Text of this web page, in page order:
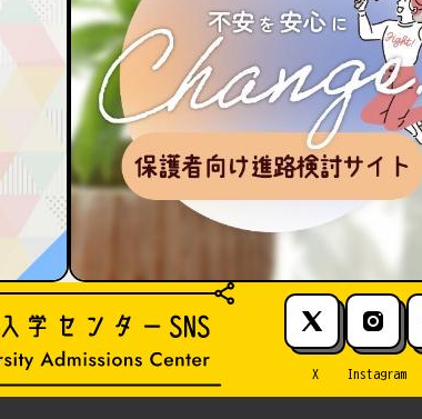
X Instagram